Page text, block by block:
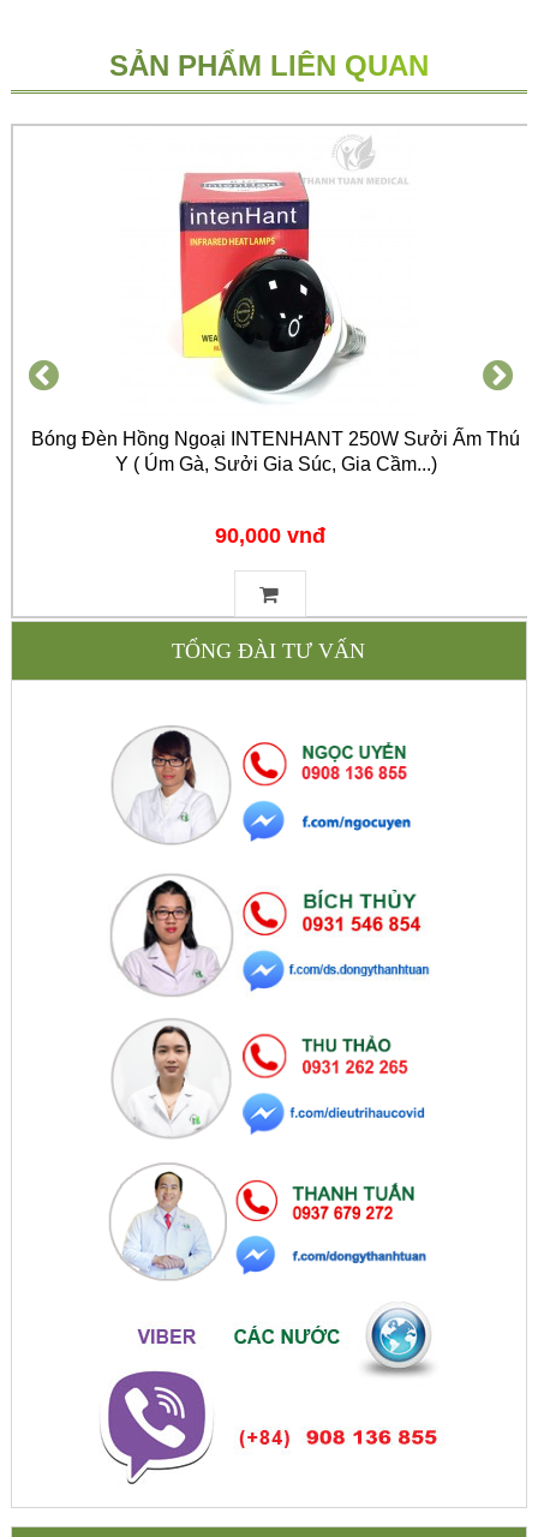
SẢN PHẨM LIÊN QUAN
Bóng Đèn Hồng Ngoại INTENHANT 250W Sưởi Ấm Thú
Y ( Úm Gà, Sưởi Gia Súc, Gia Cầm...)
90,000 vnđ
TỔNG ĐÀI TƯ VẤN